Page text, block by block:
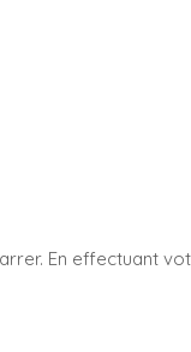
En effectuant